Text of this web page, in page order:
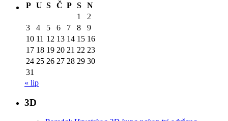
P U S Č P S
N
1
2
3
4 5 6 7 8
9
10 11 12 13 14 15 16
17 18 19 20 21 22 23
24 25 26 27 28 29 30
31
« lip
3D